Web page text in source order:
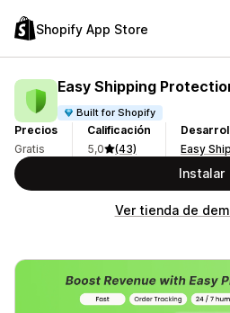
Shopify App Store
Easy Shipping
Built for Shopify
Precios
Gratis
Calificación
5,0
(43)
Easy
Instalar
Ver tienda de